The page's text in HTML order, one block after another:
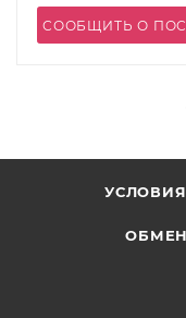
СООБЩИТЬ О